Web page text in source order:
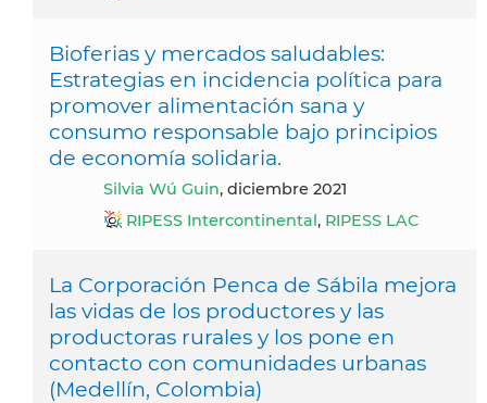
Bioferias y mercados saludables:
Estrategias en incidencia política para
promover alimentación sana y
consumo responsable bajo principios
de economía solidaria.
Silvia Wú Guin, diciembre 2021
RIPESS Intercontinental, RIPESS LAC
La Corporación Penca de Sábila mejora
las vidas de los productores y las
productoras rurales y los pone en
contacto con comunidades urbanas
(Medellín, Colombia)